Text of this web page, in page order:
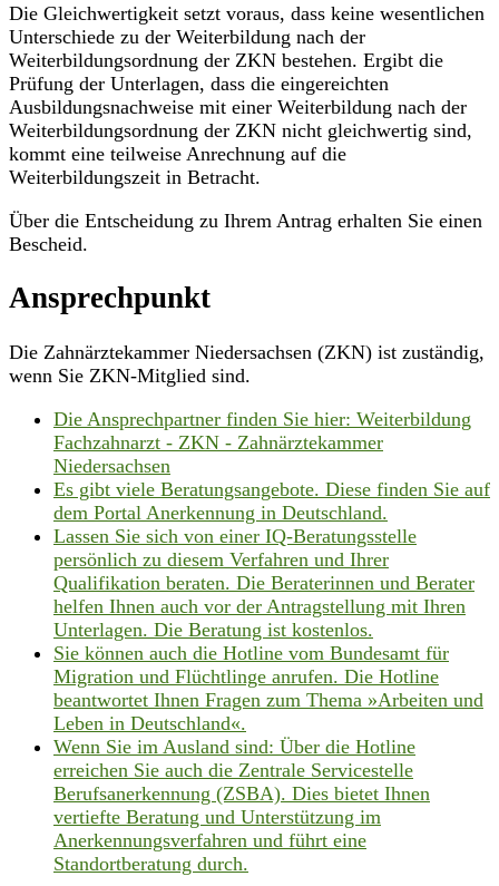
Die Gleichwertigkeit setzt voraus, dass keine wesentlichen
Unterschiede zu der Weiterbildung nach der
Weiterbildungsordnung der ZKN bestehen. Ergibt die
Prüfung der Unterlagen, dass die eingereichten
Ausbildungsnachweise mit einer Weiterbildung nach der
Weiterbildungsordnung der ZKN nicht gleichwertig sind,
kommt eine teilweise Anrechnung auf die
Weiterbildungszeit in Betracht.
Über die Entscheidung zu Ihrem Antrag erhalten Sie einen
Bescheid.
Ansprechpunkt
Die Zahnärztekammer Niedersachsen (ZKN) ist zuständig,
wenn Sie ZKN-Mitglied sind.
Die Ansprechpartner finden Sie hier: Weiterbildung
Fachzahnarzt - ZKN - Zahnärztekammer
Niedersachsen
Es gibt viele Beratungsangebote. Diese finden Sie auf
dem Portal Anerkennung in Deutschland.
Lassen Sie sich von einer IQ-Beratungsstelle
persönlich zu diesem Verfahren und Ihrer
Qualifikation beraten. Die Beraterinnen und Berater
helfen Ihnen auch vor der Antragstellung mit Ihren
Unterlagen. Die Beratung ist kostenlos.
Sie können auch die Hotline vom Bundesamt für
Migration und Flüchtlinge anrufen. Die Hotline
beantwortet Ihnen Fragen zum Thema »Arbeiten und
Leben in Deutschland«.
Wenn Sie im Ausland sind: Über die Hotline
erreichen Sie auch die Zentrale Servicestelle
Berufsanerkennung (ZSBA). Dies bietet Ihnen
vertiefte Beratung und Unterstützung im
Anerkennungsverfahren und führt eine
Standortberatung durch.